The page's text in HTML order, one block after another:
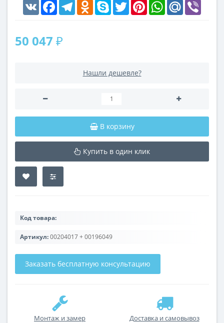
VK FacebookTelegramOdnoklassniki
Skype Twitter PinterestWhatsAppMail.Ru
50 047 ₽
Нашли дешевле?
В корзину
Купить в один клик
Код товара:
Артикул:00204017 + 00196049
Заказать бесплатную консультацию
Монтаж и замер Доставка и самовывоз